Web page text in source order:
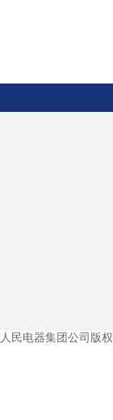
人民电器集团公司版